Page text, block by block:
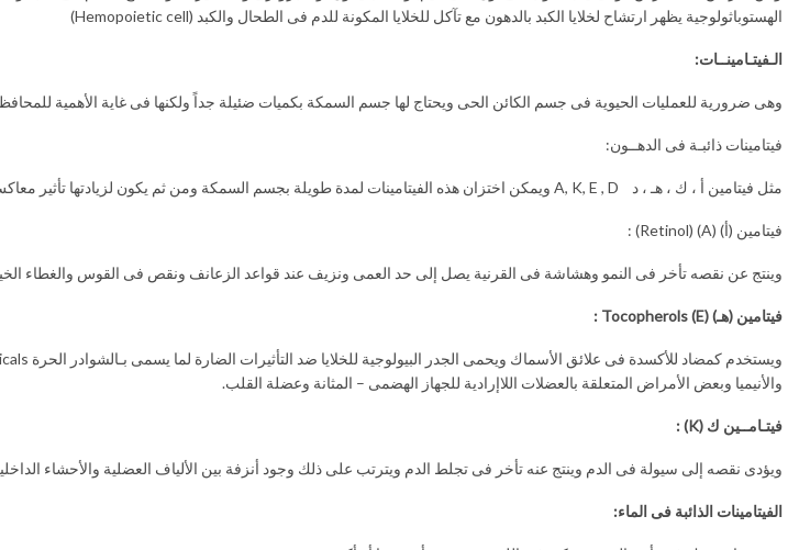
الهستوباثولوجية يظهر ارتشاح لخلايا الكبد بالدهون مع تآكل للخلايا المكونة للدم فى الطحال والكبد (Hemopoietic cell)
الـفيتـامينــات:
وهى ضرورية للعمليات الحيوية فى جسم الكائن الحى ويحتاج لها جسم السمكة بكميات ضئيلة جداً ولكنها فى غاية الأهمية
فيتامينات ذائبـة فى الدهــون:
مثل فيتامين أ ، ك ، هـ ، د A, K, E , D ويمكن اختزان هذه الفيتامينات لمدة طويلة بجسم السمكة ومن ثم يكون لزيادتها تأثير معاكس ويصل إلى حد التسمم.
فيتامين (أ) (A) (Retinol) :
وينتج عن نقصه تأخر فى النمو وهشاشة فى القرنية يصل إلى حد العمى ونزيف عند قواعد الزعانف ونقص فى القوس والغطاء
فيتامين (هـ)Tocopherols (E)
:
والأنيميا وبعض الأمراض المتعلقة بالعضلات اللاإرادية للجهاز الهضمى – المثانة وعضلة القلب.
فيتـامــين ك (K)
:
ويؤدى نقصه إلى سيولة فى الدم وينتج عنه تأخر فى تجلط الدم ويترتب على ذلك وجود أنزفة بين الألياف العضلية والأحشاء
الفيتامينات الذائبة فى الماء: